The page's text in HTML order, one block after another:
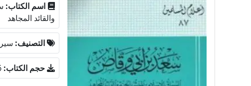
اسم الكتاب:
والقائد المجاهد
التصنيف:
حجم الكتاب: